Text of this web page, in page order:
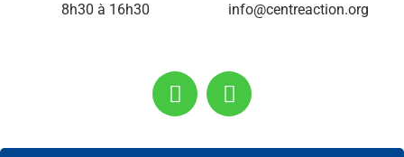
8h30 à 16h30 info@centreaction.org